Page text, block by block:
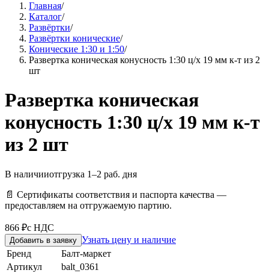
Главная/
Каталог/
Развёртки/
Развёртки конические/
Конические 1:30 и 1:50/
Развертка коническая конусность 1:30 ц/х 19 мм к-т из 2
шт
Развертка коническая
конусность 1:30 ц/х 19 мм к-т
из 2 шт
В наличииотгрузка 1–2 раб. дня
📄 Сертификаты соответствия и паспорта качества —
предоставляем на отгружаемую партию.
866 ₽с НДС
Добавить в заявку Узнать цену и наличие
Бренд
Балт-маркет
Артикул
balt_0361